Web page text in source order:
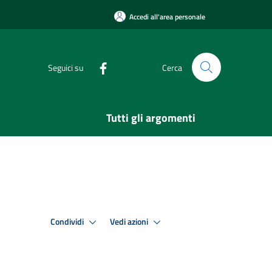
Accedi all'area personale
Seguici su Cerca
Tutti gli argomenti
Condividi Vedi azioni